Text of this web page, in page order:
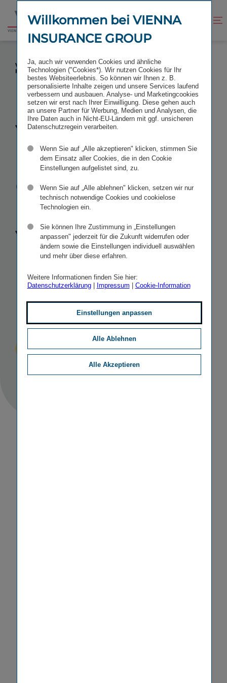
Inhalt
springen
Fußzeile
springen
Zur
Startseite
Kontrast
VIENNA INSURANCE GROUP KAUFT MERKUR
VERSICHERUNGSTOCHTER IN BOSNIEN-
HERZEGOWINA
Vienna
Insurance
Group kauft
Merkur
Versiche­
rungs­tochter
in Bosnien-​
Herzegowina
IR Veröffentlicht
30.10.2017 STICHWORTE
MERGERS & ACQUISITIONS
Willkommen bei VIENNA
INSURANCE GROUP
Ja, auch wir verwenden Cookies und ähnliche
Technologien ("Cookies*). Wir nutzen Cookies für Ihr
bestes Websiteerlebnis. So können wir Ihnen z. B.
personalisierte Inhalte zeigen und unsere Services laufend
verbessern und ausbauen. Analyse- und Marketingcookies
setzen wir erst nach Ihrer Einwilligung. Diese gehen auch
an unsere Partner für Werbung, Medien und Analysen, die
Ihre Daten auch in Nicht-EU-Ländern mit ggf. unsicheren
Datenschutzregein verarbeiten.
Wenn Sie auf „Alle akzeptieren" klicken, stimmen Sie
dem Einsatz aller Cookies, die in den Cookie
Einstellungen aufgelistet sind, zu.
Wenn Sie auf „Alle ablehnen" klicken, setzen wir nur
technisch notwendige Cookies und cookielose
Technologien ein.
Sie können Ihre Zustimmung in „Einstellungen
anpassen" jederzeit für die Zukunft widerrufen oder
ändern sowie die Einstellungen individuell auswählen
und mehr über diese erfahren.
Weitere Informationen finden Sie hier:
Datenschutzerklärung| Impressum Cookie-Information
Einstellungen anpassen
Alle Ablehnen
Alle Akzeptieren